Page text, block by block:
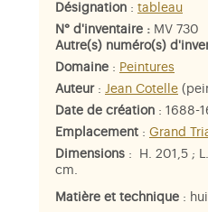
Désignation : tableau
N° d'inventaire : MV 730
Autre(s) numéro(s)
Domaine : Peintures
Auteur: Jean Cotelle
Date de création : 1688-
Emplacement : Grand
Dimensions : H. 201,5 ;
cm.
Matière et technique :